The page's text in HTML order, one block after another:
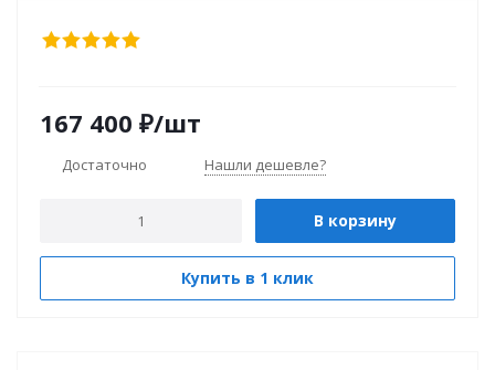
167 400 ₽/шт
Достаточно Нашли дешевле?
В корзину
Купить в 1 клик